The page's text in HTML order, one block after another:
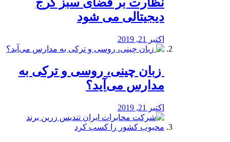
نظارت بر فضای سبز کرج
دیجیتالی می شود
اکتبر 21, 2019
️ زبان چینی، روسی و ترکی به
مدارس می‌آید؟
اکتبر 21, 2019